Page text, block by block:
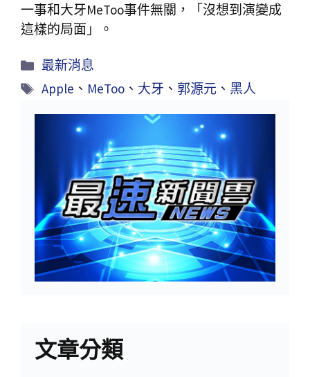
一事和大牙MeToo事件無關，「沒想到演變成
這樣的局面」。
最新消息
Apple 、 MeToo 、 大牙 、郭源元 、 黑人
文章分類